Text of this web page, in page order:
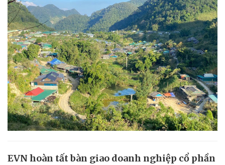
EVN hoàn tất bàn giao doanh nghiệp cổ phần